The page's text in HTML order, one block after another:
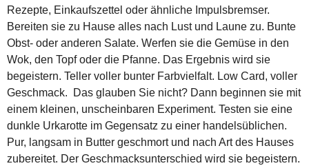
Rezepte, Einkaufszettel oder ähnliche Impulsbremser.
Bereiten sie zu Hause alles nach Lust und Laune zu. Bunte
Obst- oder anderen Salate. Werfen sie die Gemüse in den
Wok, den Topf oder die Pfanne. Das Ergebnis wird sie
begeistern. Teller voller bunter Farbvielfalt. Low Card, voller
Geschmack. Das glauben Sie nicht? Dann beginnen sie mit
einem kleinen, unscheinbaren Experiment. Testen sie eine
dunkle Urkarotte im Gegensatz zu einer handelsüblichen.
Pur, langsam in Butter geschmort und nach Art des Hauses
zubereitet. Der Geschmacksunterschied wird sie begeistern.